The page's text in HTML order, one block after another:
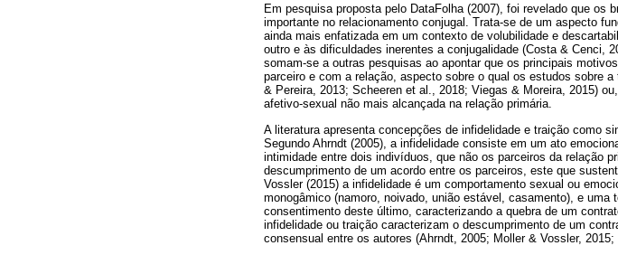
Em pesquisa proposta pelo DataFolha (2007), foi revelado que os
importante no relacionamento conjugal. Trata-se de um aspecto
ainda mais enfatizada em um contexto de volubilidade e
outro e às dificuldades inerentes a conjugalidade (Costa & Cenci,
somam-se a outras pesquisas ao apontar que os principais
parceiro e com a relação, aspecto sobre o qual os estudos sobre
& Pereira, 2013; Scheeren et al., 2018; Viegas & Moreira, 2015)
afetivo-sexual não mais alcançada na relação primária.
A literatura apresenta concepções de infidelidade e traição como
Segundo Ahrndt (2005), a infidelidade consiste em um ato
intimidade entre dois indivíduos, que não os parceiros da relação
descumprimento de um acordo entre os parceiros, este que
Vossler (2015) a infidelidade é um comportamento sexual ou
monogâmico (namoro, noivado, união estável, casamento), e uma
consentimento deste último, caracterizando a quebra de um
infidelidade ou traição caracterizam o descumprimento de um
consensual entre os autores (Ahrndt, 2005; Moller & Vossler, 2015;